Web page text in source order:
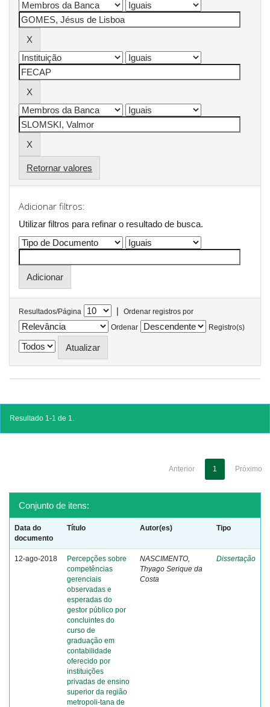
Retornar valores
Adicionar filtros:
Utilizar filtros para refinar o resultado de busca.
Resultados/Página |
Ordenar registros por
Ordenar
Registro(s)
Resultado 1-1 de 1.
Anterior 1 Próximo
Conjunto de itens:
Data do
documento
Título Autor(es) Tipo
12-ago-2018
Percepções sobre
competências
gerenciais
observadas e
esperadas do
gestor público por
concluintes do
curso de
graduação em
contabilidade
oferecido por
instituições
privadas de ensino
superior da região
metropoli-tana de
NASCIMENTO,
Thyago Serique da
Costa
Dissertação